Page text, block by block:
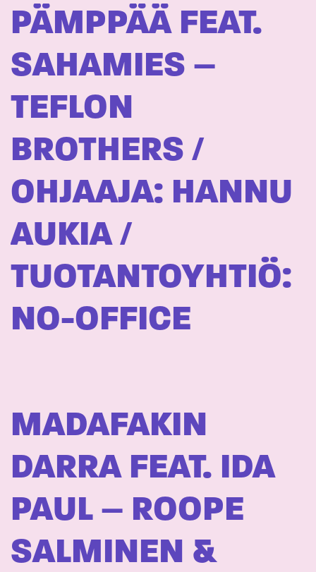
PÄMPPÄÄ FEAT.
SAHAMIES –
TEFLON
BROTHERS /
OHJAAJA: HANNU
AUKIA /
TUOTANTOYHTIÖ:
NO-OFFICE
MADAFAKIN
DARRA FEAT. IDA
PAUL – ROOPE
SALMINEN &